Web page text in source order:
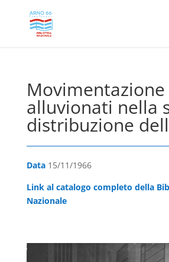
alluvionati nella
distribuzione
Data15/11/1966
Link al catalogo completo della
Nazionale